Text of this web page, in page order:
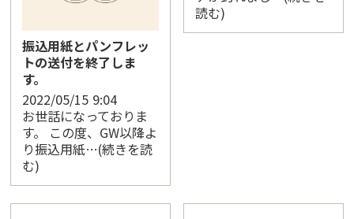
振込用紙とパンフレッ
トの送付を終了しま
す。
2022/05/15 9:04
お世話になっておりま
す。 この度、GW以降よ
り振込用紙…(続きを読
む)
読む)